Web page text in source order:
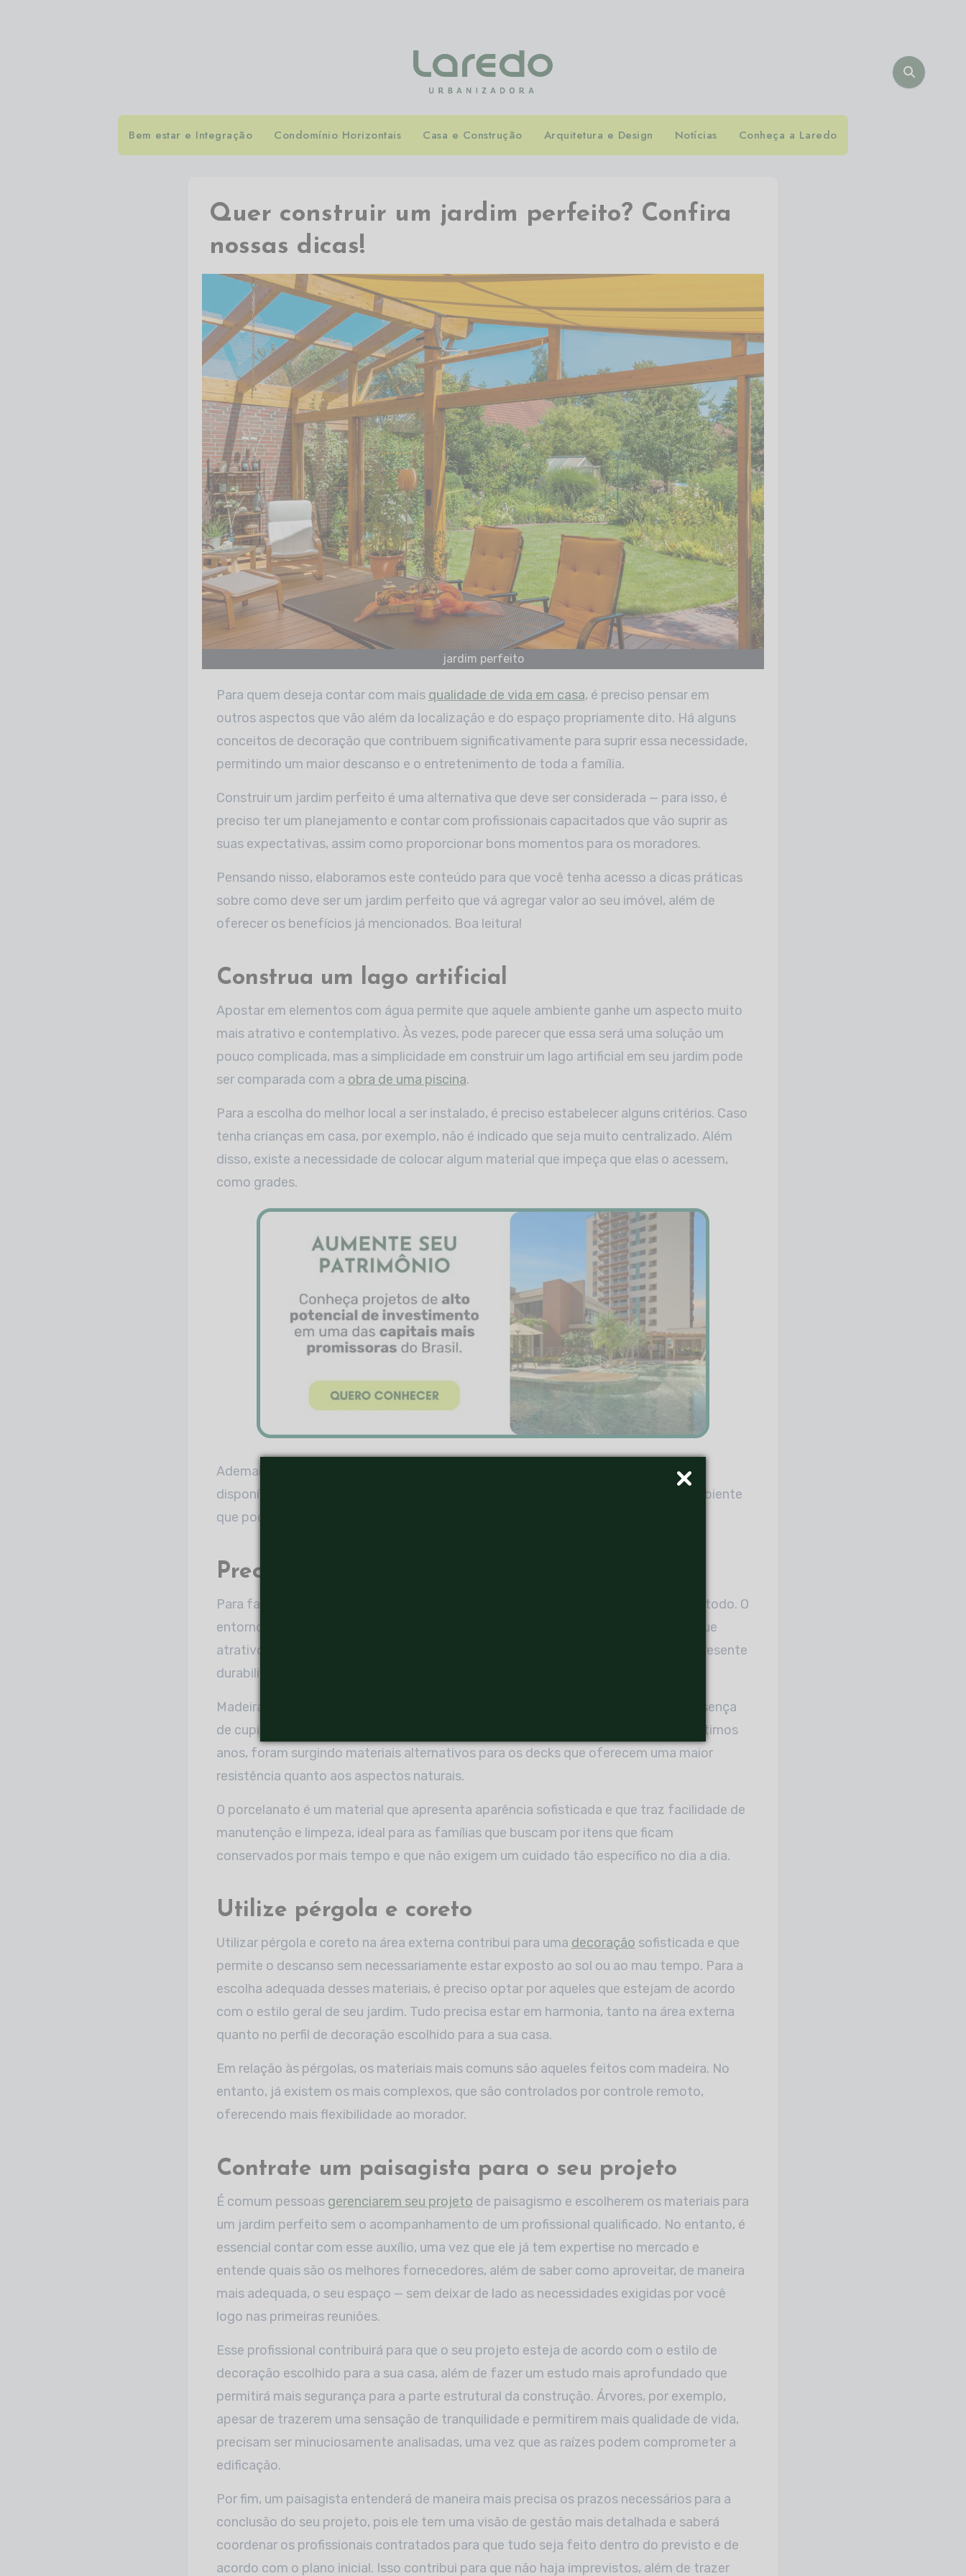
Bem estar e Integração Condomínio Horizontais Casa e Construção Arquitetura e Design Notícias Conheça a Laredo
Quer construir um jardim perfeito? Confira
nossas dicas!
jardim perfeito
Para quem deseja contar com mais qualidade de vida em casa, é preciso pensar em
outros aspectos que vão além da localização e do espaço propriamente dito. Há alguns
conceitos de decoração que contribuem significativamente para suprir essa necessidade,
permitindo um maior descanso e o entretenimento de toda a família.
Construir um jardim perfeito é uma alternativa que deve ser considerada — para isso, é
preciso ter um planejamento e contar com profissionais capacitados que vão suprir as
suas expectativas, assim como proporcionar bons momentos para os moradores.
Pensando nisso, elaboramos este conteúdo para que você tenha acesso a dicas práticas
sobre como deve ser um jardim perfeito que vá agregar valor ao seu imóvel, além de
oferecer os benefícios já mencionados. Boa leitura!
Construa um lago artificial
Apostar em elementos com água permite que aquele ambiente ganhe um aspecto muito
mais atrativo e contemplativo. Às vezes, pode parecer que essa será uma solução um
pouco complicada, mas a simplicidade em construir um lago artificial em seu jardim pode
ser comparada com a obra de uma piscina.
Para a escolha do melhor local a ser instalado, é preciso estabelecer alguns critérios. Caso
tenha crianças em casa, por exemplo, não é indicado que seja muito centralizado. Além
disso, existe a necessidade de colocar algum material que impeça que elas o acessem,
como grades.
Ademais, avalie qual é o tamanho ideal para o lago, entendendo sobre o espaço
disponível. O indicado é que não seja muito grande, pois fará com que parte do ambiente
que poderá ser utilizado para outros fins de entretenimento seja perdida.
Preocupe-se com o deck em torno da piscina
Para fazer um jardim perfeito, é necessário pensar no ambiente externo como um todo. O
entorno da piscina e do ofurô, por exemplo, precisa ser planejado de modo que fique
atrativo, que não ofereça riscos aos usuários e que conte com um material que apresente
durabilidade.
Madeiras nobres eram as mais procuradas justamente por serem resistentes à presença
de cupins e apresentarem chances menores de apodrecimento. No entanto, nos últimos
anos, foram surgindo materiais alternativos para os decks que oferecem uma maior
resistência quanto aos aspectos naturais.
O porcelanato é um material que apresenta aparência sofisticada e que traz facilidade de
manutenção e limpeza, ideal para as famílias que buscam por itens que ficam
conservados por mais tempo e que não exigem um cuidado tão específico no dia a dia.
Utilize pérgola e coreto
Utilizar pérgola e coreto na área externa contribui para uma decoração sofisticada e que
permite o descanso sem necessariamente estar exposto ao sol ou ao mau tempo. Para a
escolha adequada desses materiais, é preciso optar por aqueles que estejam de acordo
com o estilo geral de seu jardim. Tudo precisa estar em harmonia, tanto na área externa
quanto no perfil de decoração escolhido para a sua casa.
Em relação às pérgolas, os materiais mais comuns são aqueles feitos com madeira. No
entanto, já existem os mais complexos, que são controlados por controle remoto,
oferecendo mais flexibilidade ao morador.
Contrate um paisagista para o seu projeto
É comum pessoas gerenciarem seu projeto de paisagismo e escolherem os materiais para
um jardim perfeito sem o acompanhamento de um profissional qualificado. No entanto, é
essencial contar com esse auxílio, uma vez que ele já tem expertise no mercado e
entende quais são os melhores fornecedores, além de saber como aproveitar, de maneira
mais adequada, o seu espaço — sem deixar de lado as necessidades exigidas por você
logo nas primeiras reuniões.
Esse profissional contribuirá para que o seu projeto esteja de acordo com o estilo de
decoração escolhido para a sua casa, além de fazer um estudo mais aprofundado que
permitirá mais segurança para a parte estrutural da construção. Árvores, por exemplo,
apesar de trazerem uma sensação de tranquilidade e permitirem mais qualidade de vida,
precisam ser minuciosamente analisadas, uma vez que as raízes podem comprometer a
edificação.
Por fim, um paisagista entenderá de maneira mais precisa os prazos necessários para a
conclusão do seu projeto, pois ele tem uma visão de gestão mais detalhada e saberá
coordenar os profissionais contratados para que tudo seja feito dentro do previsto e de
acordo com o plano inicial. Isso contribui para que não haja imprevistos, além de trazer